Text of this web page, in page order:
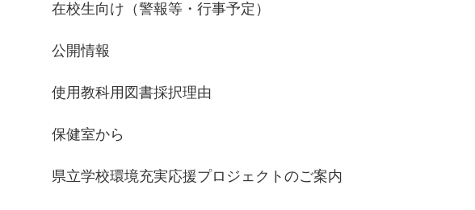
在校生向け（警報等・行事予定）
公開情報
使用教科用図書採択理由
保健室から
県立学校環境充実応援プロジェクトのご案内